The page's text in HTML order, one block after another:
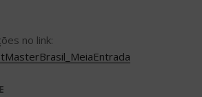
no link: